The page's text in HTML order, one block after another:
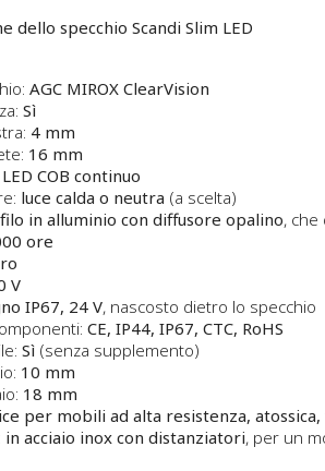
dello specchio Scandi Slim LED
AGC MIROX ClearVision
Sì
4 mm
16 mm
LED COB continuo
luce calda o neutra (a scelta)
in alluminio con diffusore opalino,
ore
V
IP67, 24 V, nascosto dietro lo specchio
CE, IP44, IP67, CTC, RoHS
Sì (senza supplemento)
10 mm
18 mm
per mobili ad alta resistenza,
in acciaio inox con distanziatori, per un